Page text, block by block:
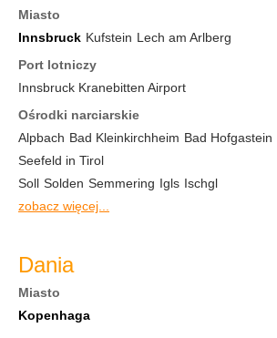
Miasto
Innsbruck Kufstein Lech am Arlberg
Port lotniczy
Innsbruck Kranebitten Airport
Ośrodki narciarskie
Alpbach Bad Kleinkirchheim Bad Hofgastein
Seefeld in Tirol
Soll Solden Semmering Igls Ischgl
zobacz więcej...
Dania
Miasto
Kopenhaga